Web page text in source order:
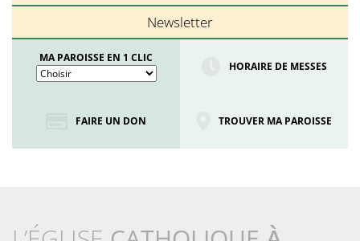
Newsletter
MA PAROISSE EN 1 CLIC
HORAIRE DE MESSES
FAIRE UN DON TROUVER MA PAROISSE